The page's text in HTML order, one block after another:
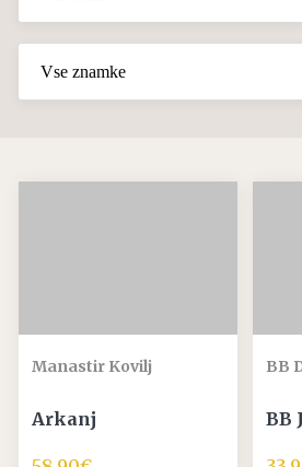
Manastir Kovilj
Arkanj
BB
BB